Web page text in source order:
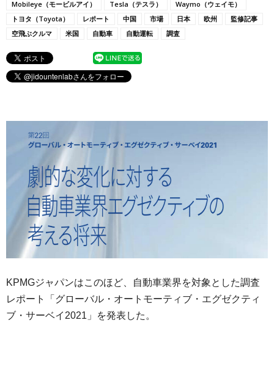
Mobileye（モービルアイ）
Tesla（テスラ）
Waymo（ウェイモ）
トヨタ（Toyota）
レポート 中国 市場 日本 欧州
監修記事
空飛ぶクルマ
米国 自動車 自動運転 調査
KPMGジャパンはこのほど、自動車業界を対象とした調査
レポート「グローバル・オートモーティブ・エグゼクティ
ブ・サーベイ2021」を発表した。